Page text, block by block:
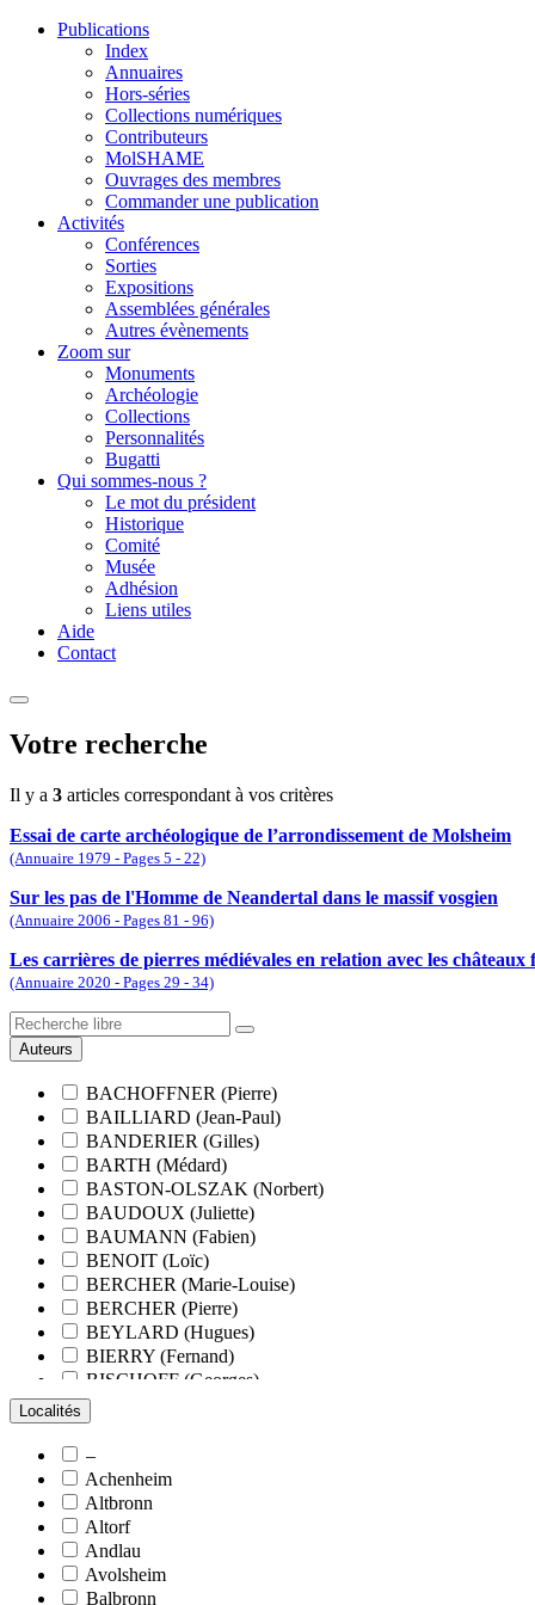
Publications
Index
Annuaires
Hors-séries
Collections numériques
Contributeurs
MolSHAME
Ouvrages des membres
Commander une publication
Activités
Conférences
Sorties
Expositions
Assemblées générales
Autres évènements
Zoom sur
Monuments
Archéologie
Collections
Personnalités
Bugatti
Qui sommes-nous ?
Le mot du président
Historique
Comité
Musée
Adhésion
Liens utiles
Aide
Contact
Votre recherche
Il y a 3 articles correspondant à vos critères
Essai de carte archéologique de l’arrondissement de Molsheim
(Annuaire 1979 - Pages 5 - 22)
Sur les pas de l'Homme de Neandertal dans le massif vosgien
(Annuaire 2006 - Pages 81 - 96)
Les carrières de pierres médiévales en relation avec les
(Annuaire 2020 - Pages 29 - 34)
Auteurs
BACHOFFNER (Pierre)
BAILLIARD (Jean-Paul)
BANDERIER (Gilles)
BARTH (Médard)
BASTON-OLSZAK (Norbert)
BAUDOUX (Juliette)
BAUMANN (Fabien)
BENOIT (Loïc)
BERCHER (Marie-Louise)
BERCHER (Pierre)
BEYLARD (Hugues)
BIERRY (Fernand)
BISCHOFF (Georges)
BLANCHARD (François)
BLANCHARD (Pierre-Valentin)
BLUMENROEDER (Quentin)
BOEHLER (Jean-Michel)
BOËS (Simone)
BORNERT (René)
BOUR (Bernard)
BOURCART (Jean)
Localités
–
Achenheim
Altbronn
Altorf
Andlau
Avolsheim
Balbronn